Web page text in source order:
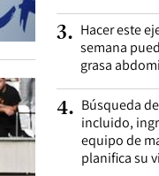
3. Hacer este
semana
grasa
4. Búsqueda
incluido,
equipo de
planifica su